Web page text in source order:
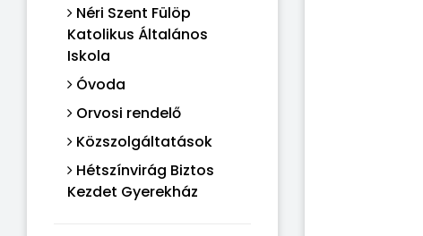
Néri Szent Fülöp
Katolikus Általános
Iskola
Óvoda
Orvosi rendelő
Közszolgáltatások
Hétszínvirág Biztos
Kezdet Gyerekház